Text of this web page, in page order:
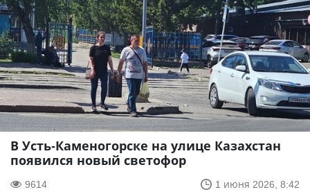
В Усть-Каменогорске на улице Казахстан
появился новый светофор
9614 1 июня 2026, 8:42